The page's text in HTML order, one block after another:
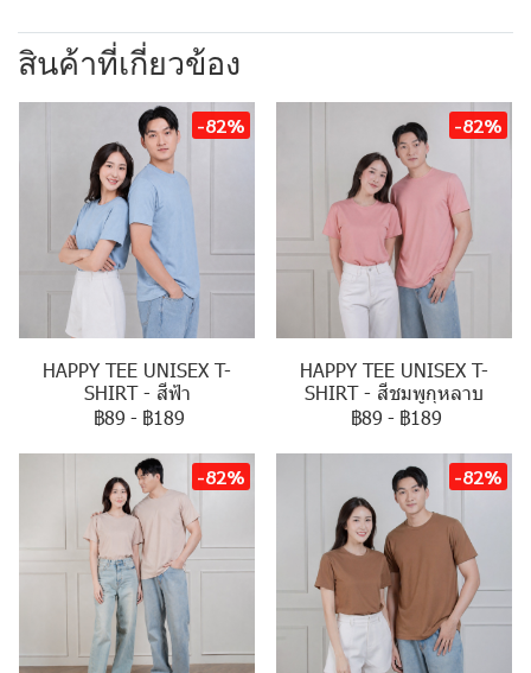
สินค้าที่เกี่ยวข้อง
-82%
HAPPY TEE UNISEX T-
SHIRT - สีฟ้า
฿89 - ฿189
-82%
HAPPY TEE UNISEX T-
SHIRT - สีชมพูกุหลาบ
฿89 - ฿189
-82% -82%